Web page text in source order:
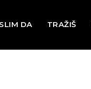
DA TRAŽIŠ